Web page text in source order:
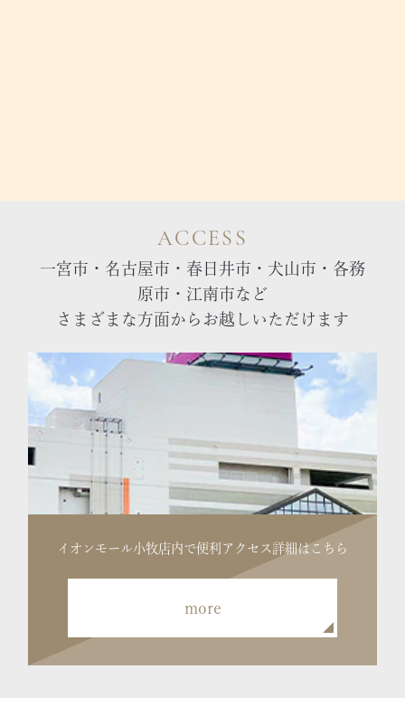
ACCESS
一宮市・名古屋市・春日井市・犬山市・各務
原市・江南市など
さまざまな方面からお越しいただけます
イオンモール小牧店内で便利 アクセス詳細はこちら
more